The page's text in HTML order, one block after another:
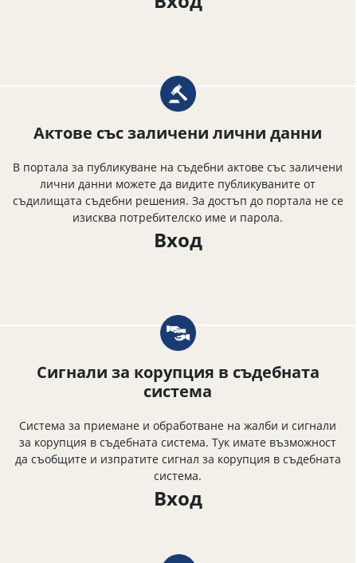
Актове със заличени лични данни
В портала за публикуване на съдебни актове със заличени
лични данни можете да видите публикуваните от
съдилищата съдебни решения. За достъп до портала не се
изисква потребителско име и парола.
Вход
Сигнали за корупция в съдебната
система
Система за приемане и обработване на жалби и сигнали
за корупция в съдебната система. Тук имате възможност
да съобщите и изпратите сигнал за корупция в съдебната
система.
Вход